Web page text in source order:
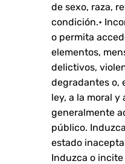
de sexo, raza,
condición.•
o permita
elementos,
delictivos,
degradantes o,
ley, a la moral
generalmente
público.
estado
Induzca o